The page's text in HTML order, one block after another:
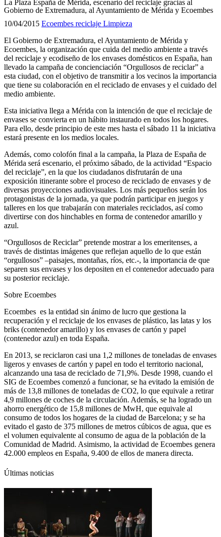
La Plaza España de Mérida, escenario del reciclaje gracias al
Gobierno de Extremadura, al Ayuntamiento de Mérida y Ecoembes
10/04/2015 Ecoembes reciclaje Limpieza
El Gobierno de Extremadura, el Ayuntamiento de Mérida y
Ecoembes, la organización que cuida del medio ambiente a través
del reciclaje y ecodiseño de los envases domésticos en España, han
llevado la campaña de concienciación “Orgullosos de reciclar” a
esta ciudad, con el objetivo de transmitir a los vecinos la importancia
que tiene su colaboración en el reciclado de envases y el cuidado del
medio ambiente.
Esta iniciativa llega a Mérida con la intención de que el reciclaje de
envases se convierta en un hábito instaurado en todos los hogares.
Para ello, desde principio de este mes hasta el sábado 11 la iniciativa
estará presente en los medios locales.
Además, como colofón final a la campaña, la Plaza de España de
Mérida será escenario, el próximo sábado, de la actividad “Espacio
del reciclaje”, en la que los ciudadanos disfrutarán de una
exposición itinerante sobre el proceso de reciclado de envases y de
diversas proyecciones audiovisuales. Los más pequeños serán los
protagonistas de la jornada, ya que podrán participar en juegos y
talleres en los que trabajarán con materiales reciclados, así como
divertirse con dos hinchables en forma de contenedor amarillo y
azul.
“Orgullosos de Reciclar” pretende mostrar a los emeritenses, a
través de distintas imágenes que reflejan aquello de lo que están
“orgullosos” –paisajes, montañas, ríos, etc.-, la importancia de que
separen sus envases y los depositen en el contenedor adecuado para
su posterior reciclaje.
Sobre Ecoembes
Ecoembes es la entidad sin ánimo de lucro que gestiona la
recuperación y el reciclaje de los envases de plástico, las latas y los
briks (contenedor amarillo) y los envases de cartón y papel
(contenedor azul) en toda España.
En 2013, se reciclaron casi una 1,2 millones de toneladas de envases
ligeros y envases de cartón y papel en todo el territorio nacional,
alcanzando una tasa de reciclado de 71,9%. Desde 1998, cuando el
SIG de Ecoembes comenzó a funcionar, se ha evitado la emisión de
más de 13,8 millones de toneladas de CO2, lo que equivale a retirar
4,9 millones de coches de la circulación. Además, se ha logrado un
ahorro energético de 15,8 millones de MwH, que equivale al
consumo de todos los hogares de la ciudad de Barcelona; y se ha
evitado el gasto de 375 millones de metros cúbicos de agua, que es
el volumen equivalente al consumo de agua de la población de la
Comunidad de Madrid. Asimismo, la actividad de Ecoembes genera
42.000 empleos en España, 9.400 de ellos de manera directa.
Últimas noticias